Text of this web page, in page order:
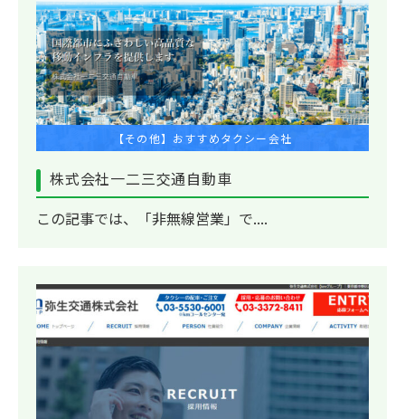
【その他】おすすめタクシー会社
株式会社一二三交通自動車
この記事では、「非無線営業」で....